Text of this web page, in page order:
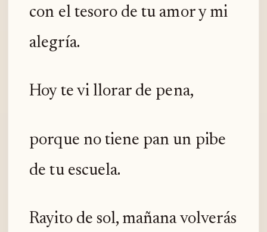
con el tesoro de tu amor y mi
alegría.
Hoy te vi llorar de pena,
porque no tiene pan un pibe
de tu escuela.
Rayito de sol, mañana volverás